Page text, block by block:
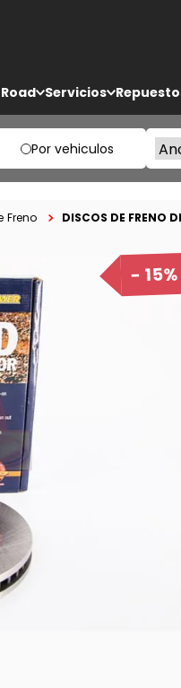
Servicios
Por vehiculos
Freno DISCOS DE FRENO
15%
225